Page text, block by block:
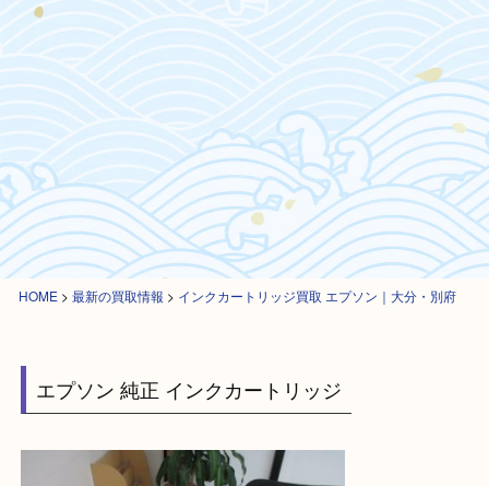
HOME
エプソン 純正 インクカートリッジ